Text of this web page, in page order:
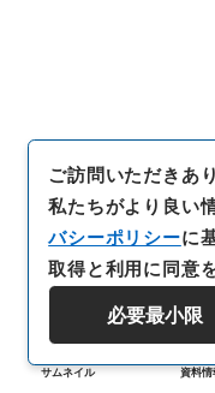
サムネイル 資料情
ご訪問いただきあ
私たちがより良い
バシーポリシーに
取得と利用に同意
必要最小限